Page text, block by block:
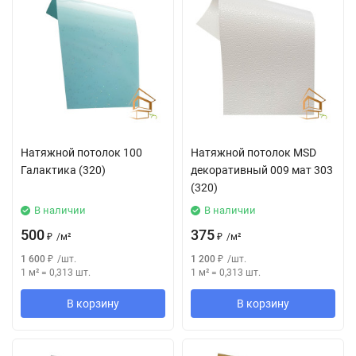
Натяжной потолок 100
Галактика (320)
В наличии
500 ₽ /м²
1 600 ₽ /шт.
1 м² = 0,313 шт.
В корзину
Натяжной потолок MSD
декоративный 009 мат 303
(320)
В наличии
375 ₽ /м²
1 200 ₽ /шт.
1 м² = 0,313 шт.
В корзину